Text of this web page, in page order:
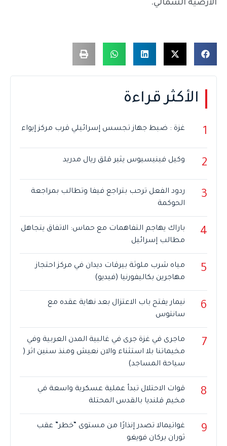
الأرضية الشمالي.
الأكثر قراءة
1 غزة : ضبط جهاز تجسس إسرائيلي قرب مركز إيواء
2 وكيل فينيسيوس يثير قلق ريال مدريد
3
ردود الفعل ترحب بتراجع فيفا وتطالب بمراجعة
الحوكمة
4
باراك يهاجم التفاهمات مع حماس: الاتفاق يتجاهل
مطالب إسرائيل
5
مياه شرب ملوثة بيرقات ديدان في مركز احتجاز
مهاجرين بكاليفورنيا (فيديو)
6
نيمار يفتح باب الاعتزال بعد نهاية عقده مع
سانتوس
7
ماجرى في غزة جرى في غالبية المدن العربية وفي
مخيماتنا بلا استثناء والان نعيش ومنذ سنين اثر (
سياحة المساجد)
8
قوات الاحتلال تبدأ عملية عسكرية واسعة في
مخيم قلنديا بالقدس المحتلة
9
غواتيمالا تصدر إنذارًا من مستوى “خطر” عقب
ثوران بركان فويغو